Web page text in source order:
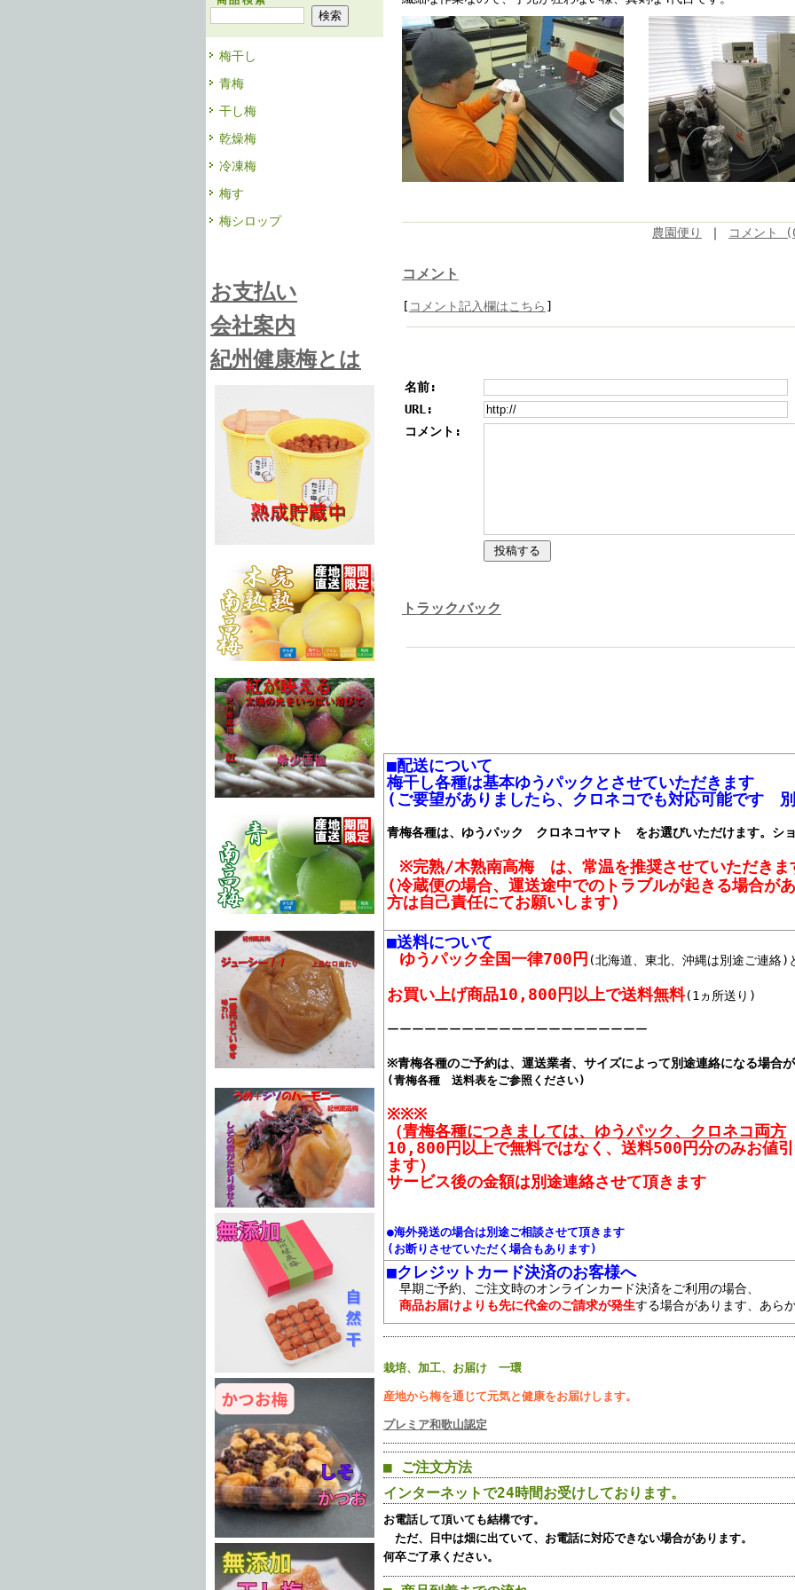
梅干し
青梅
干し梅
乾燥梅
冷凍梅
梅す
梅シロップ
お支払い
会社案内
紀州健康梅とは
農園便り ｜ コメント
コメント
[ コメント記入欄はこちら ]
名前:
URL:
コメント:
トラックバック
■配送について
梅干し各種は基本ゆうパックとさせていただきます
(ご要望がありましたら、クロネコでも対応可能です
青梅各種は、ゆうパック クロネコヤマト をお選びいただけます。シ
※完熟/木熟南高梅 は、常温を推奨させていただきま
(冷蔵便の場合、運送途中でのトラブルが起きる場合が
方は自己責任にてお願いします)
■送料について
ゆうパック全国一律700円 (北海道、東北、沖縄は別途ご連絡)
お買い上げ商品10,800円以上で送料無料(1ヵ所送り)
ーーーーーーーーーーーーーーーーーーーーー
※青梅各種のご予約は、運送業者、サイズによって別途連絡になる場合
(青梅各種 送料表をご参照ください)
※※※
（青梅各種につきましては、ゆうパック、クロネコ両方
10,800円以上で無料ではなく、送料500円分のみお値
ます）
サービス後の金額は別途連絡させて頂きます
●海外発送の場合は別途ご相談させて頂きます
(お断りさせていただく場合もあります)
■クレジットカード決済のお客様へ
早期ご予約、ご注文時のオンラインカード決済をご利用の場合、
商品お届けよりも先に代金のご請求が発生する場合があります、あら
栽培、加工、お届け 一環
産地から梅を通じて元気と健康をお届けします。
プレミア和歌山認定
■ ご注文方法
インターネットで24時間お受けしております。
お電話して頂いても結構です。
ただ、日中は畑に出ていて、お電話に対応できない場合があります。
何卒ご了承ください。